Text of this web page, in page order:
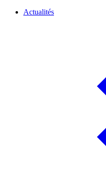
Actualités